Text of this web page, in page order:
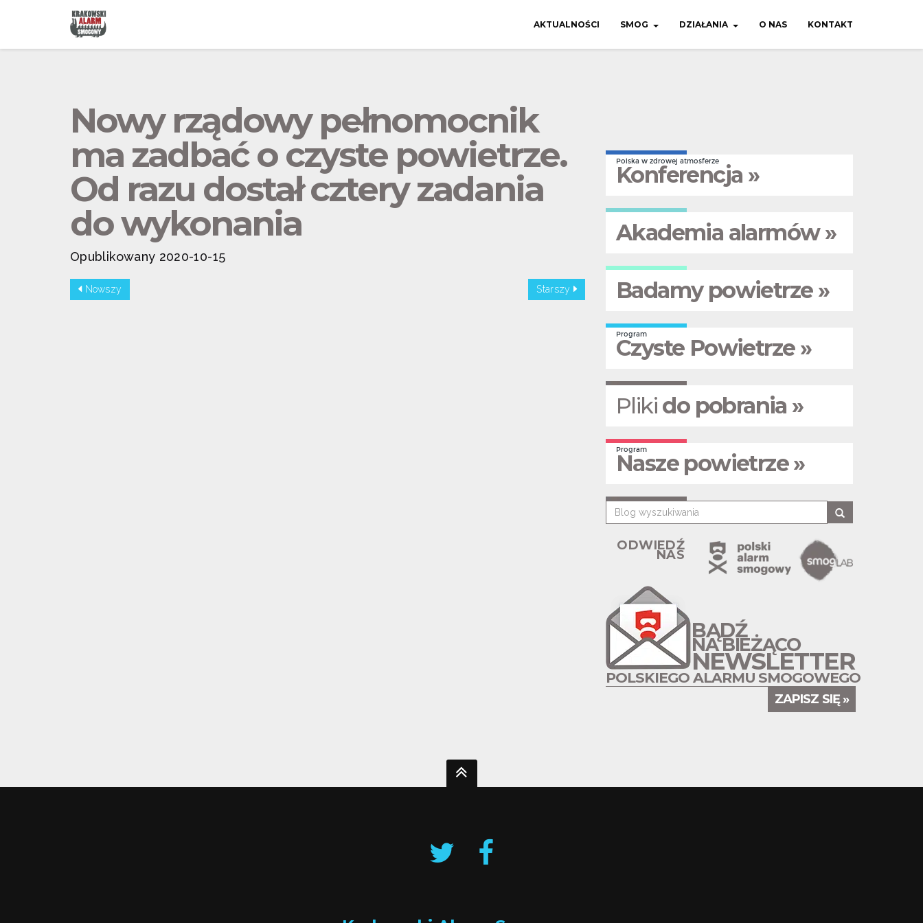
AKTUALNOŚCI SMOG DZIAŁANIA O NAS KONTAKT
Nowy rządowy pełnomocnik
ma zadbać o czyste powietrze.
Od razu dostał cztery zadania
do wykonania
Opublikowany 2020-10-15
Nowszy Starszy
Polska w zdrowej atmosferze
Konferencja »
Akademia alarmów »
Badamy powietrze »
Program
Czyste Powietrze »
Pliki do pobrania »
Program
Nasze powietrze »
ODWIEDŹ
NAS
BĄDŹ
NA BIEŻĄCO
NEWSLETTER
POLSKIEGO ALARMU SMOGOWEGO
ZAPISZ SIĘ »